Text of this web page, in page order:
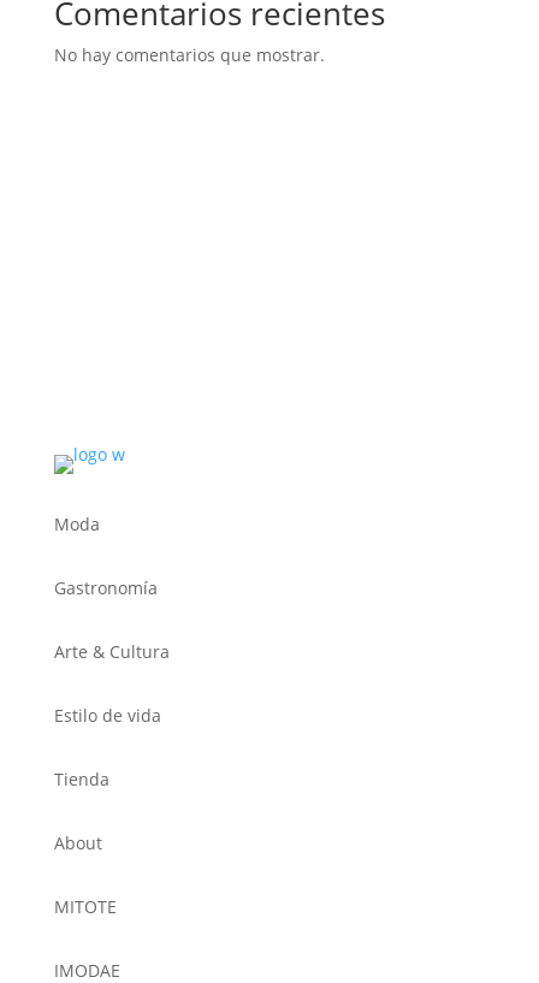
Comentarios recientes
No hay comentarios que mostrar.
Moda
Gastronomía
Arte & Cultura
Estilo de vida
Tienda
About
MITOTE
IMODAE